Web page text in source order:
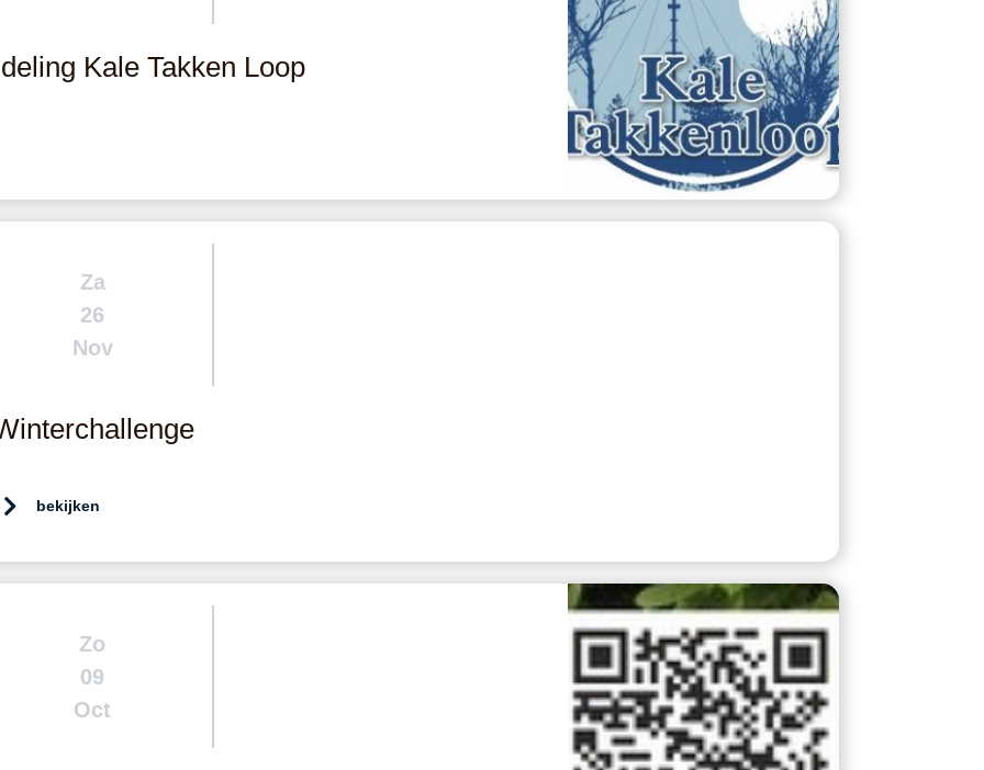
Kale Takken Loop
Za
26
Nov
bekijken
Zo
09
Oct